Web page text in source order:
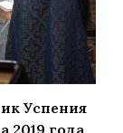
Успения